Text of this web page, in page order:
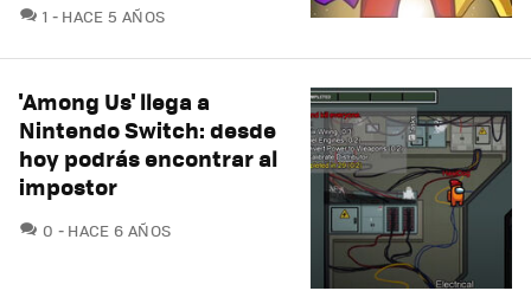
1 COMENTARIOS
HACE 5 AÑOS
'Among Us' llega a
Nintendo Switch: desde
hoy podrás encontrar al
impostor
0 COMENTARIOS
HACE 6 AÑOS